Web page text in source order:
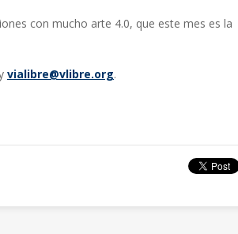
con mucho arte 4.0, que este mes es la
vialibre@vlibre.org.